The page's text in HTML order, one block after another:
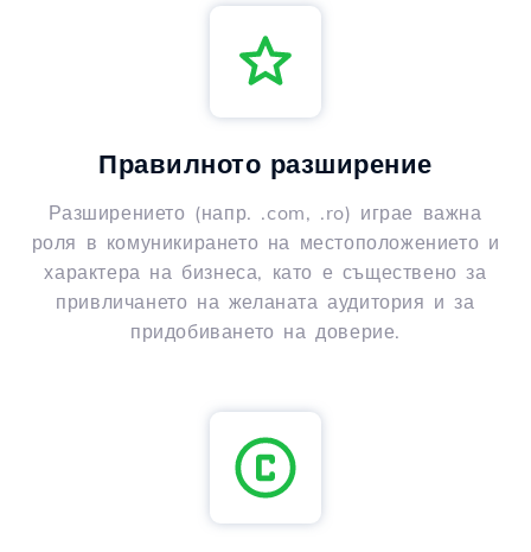
Правилното разширение
Разширението (напр. .com, .ro) играе важна
роля в комуникирането на местоположението и
характера на бизнеса, като е съществено за
привличането на желаната аудитория и за
придобиването на доверие.